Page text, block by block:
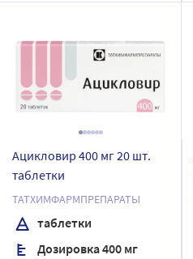
Ацикловир 400 мг 20 шт.
таблетки
ТАТХИМФАРМПРЕПАРАТЫ
таблетки
Дозировка 400 мг